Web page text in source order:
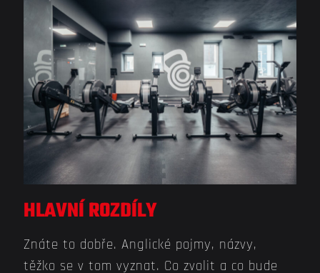
HLAVNÍ ROZDÍLY
Znáte to dobře. Anglické pojmy, názvy,
těžko se v tom vyznat. Co zvolit a co bude